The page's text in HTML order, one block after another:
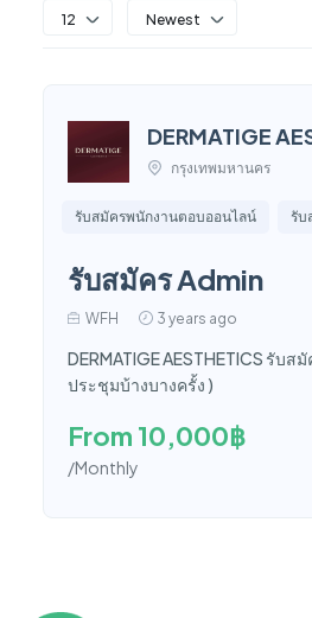
12 Newest
DERMATIGE
กรุงเทพมหานคร
รับสมัครพนักงานตอบออนไลน์ รับ
รับสมัคร Admin
WFH 3 years ago
DERMATIGE AESTHETICS รับส
ประชุมบ้างบางครั้ง )
From 10,000฿
/Monthly